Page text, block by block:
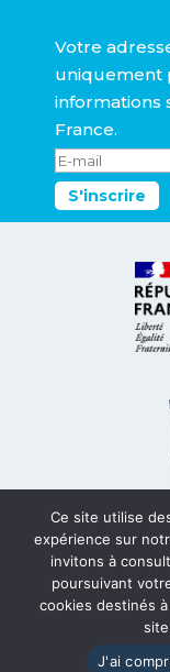
Votre
uniquement
informations
France.
S'inscrire
Ce site utilise
expérience sur
invitons à
poursuivant
cookies destinés
J'ai